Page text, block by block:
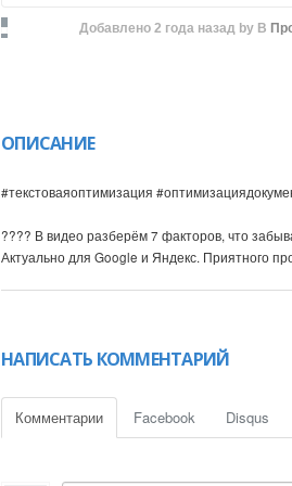
Добавлено 2 года назадby В
ОПИСАНИЕ
#текстоваяоптимизация
???? В видео разберём 7 факторов, что
Актуально для Google и Яндекс. Приятного
Забирайте памятку для самопроверки в ТГ
• Обращайтесь ко мне за консультацией:
• Вступайте в Гильдию, пишите мне в лс:
НАПИСАТЬ КОММЕНТАРИЙ
Комментарии Facebook Disqus